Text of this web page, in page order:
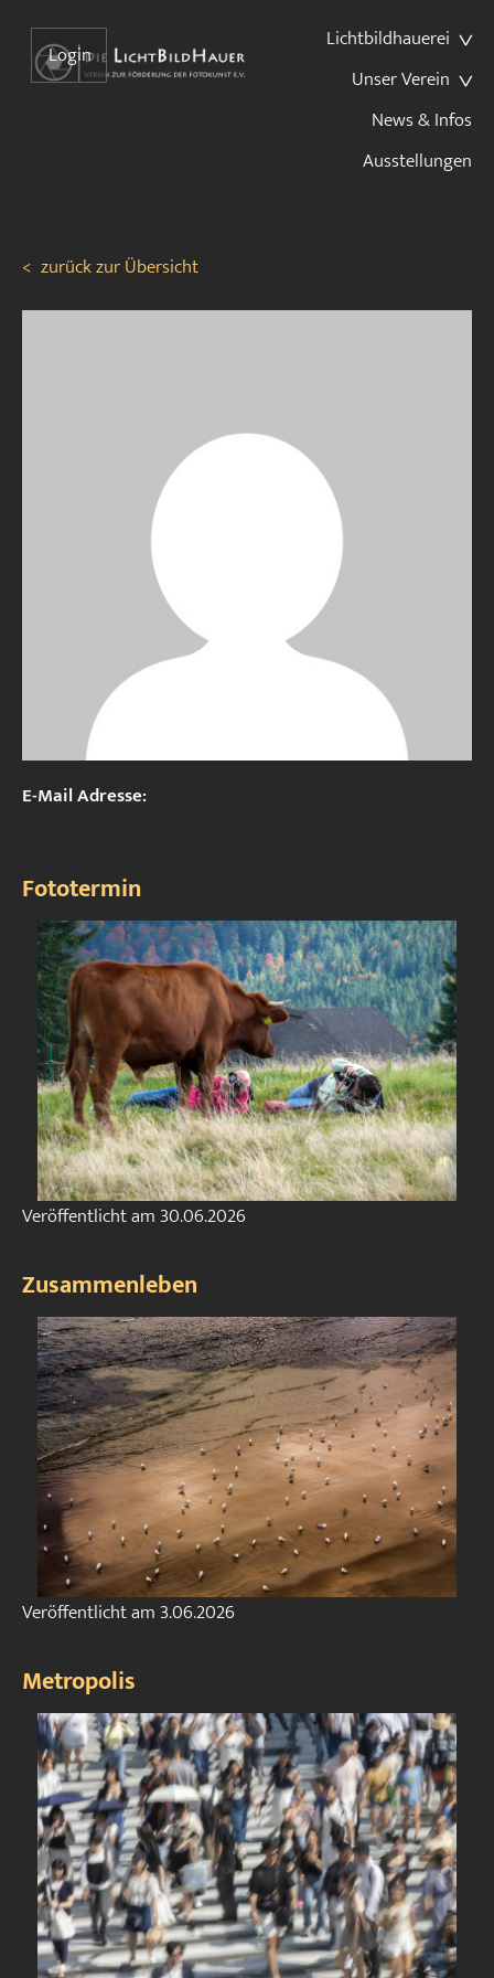
Lichtbildhauerei
Unser Verein
News & Infos
Ausstellungen
Login
< zurück zur Übersicht
E-Mail Adresse:
Fototermin
Veröffentlicht am30.06.2026
Zusammenleben
Veröffentlicht am3.06.2026
Metropolis